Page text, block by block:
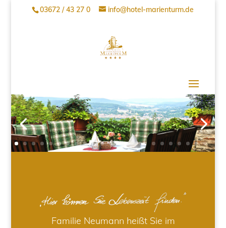
03672 / 43 27 0 info@hotel-marienturm.de
Familie Neumann heißt Sie im